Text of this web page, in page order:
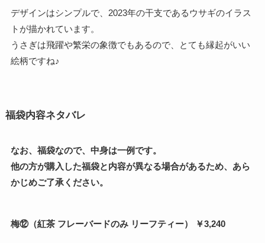
デザインはシンプルで、2023年の干支であるウサギのイラス
トが描かれています。
うさぎは飛躍や繁栄の象徴でもあるので、とても縁起がいい
絵柄ですね♪
福袋内容ネタバレ
なお、福袋なので、中身は一例です。
他の方が購入した福袋と内容が異なる場合があるため、あら
かじめご了承ください。
梅⑫（紅茶 フレーバードのみ リーフティー） ￥3,240